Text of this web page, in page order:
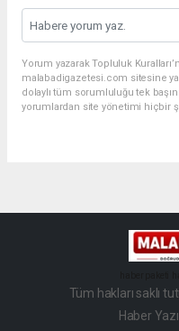
Yorum yazarak Topluluk
malabadigazetesi.com sitesine
dolaylı tüm sorumluluğu tek
yorumlardan site yönetimi hiçbir
Tüm hakları saklı
Haber